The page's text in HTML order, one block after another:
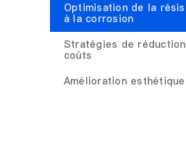
Optimisation de la
à la corrosion
Stratégies de
coûts
Amélioration esthétique